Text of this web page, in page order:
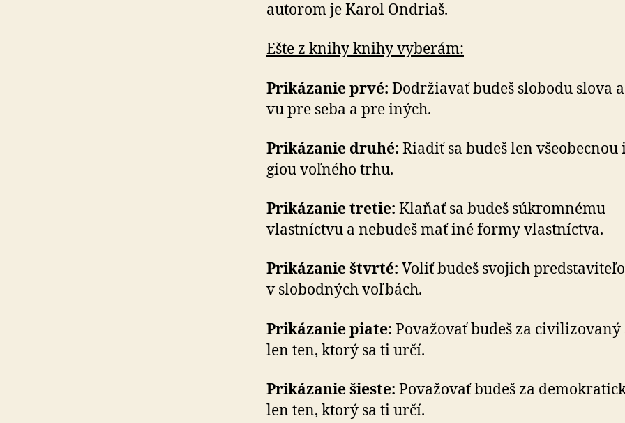
autorom je Karol Ondriaš.
Ešte z knihy knihy vyberám:
Prikázanie prvé: Dodržiavať budeš slobodu slova
vu pre seba a pre iných.
Prikázanie druhé: Riadiť sa budeš len
giou voľného trhu.
Prikázanie tretie: Klaňať sa budeš súkromnému
vlastníctvu a ne­bu­deš mať iné formy vlastníctva.
Prikázanie štvrté: Voliť budeš svojich
v slo­bod­ných voľbách.
Prikázanie piate: Považovať budeš za civi­li­zo­va­ný
len ten, ktorý sa ti určí.
Prikázanie šieste: Považovať budeš za
len ten, ktorý sa ti určí.